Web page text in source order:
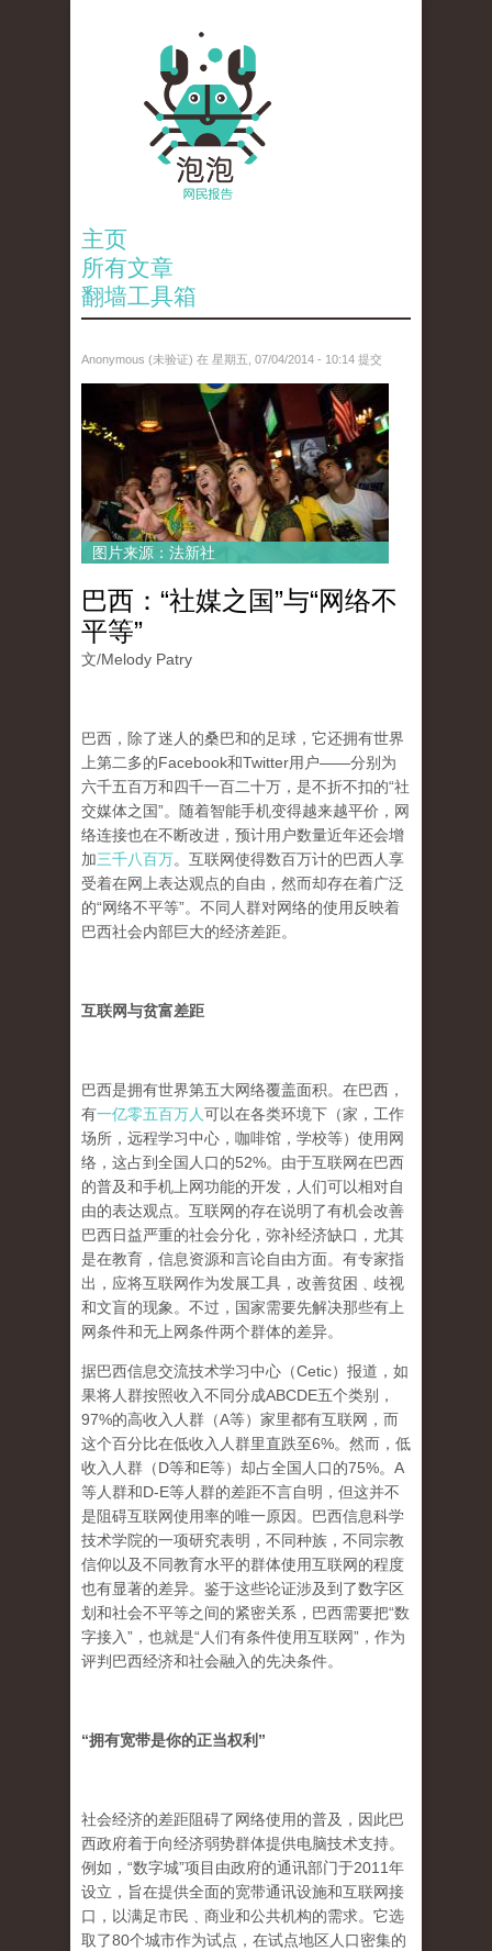
主页
所有文章
翻墙工具箱
Anonymous (未验证) 在 星期五, 07/04/2014 - 10:14 提交
anp-27659007.jpg
图片来源：法新社
巴西：“社媒之国”与“网络不
平等”
文/Melody Patry
巴西，除了迷人的桑巴和的足球，它还拥有世界
上第二多的Facebook和Twitter用户——分别为
六千五百万和四千一百二十万，是不折不扣的“社
交媒体之国”。随着智能手机变得越来越平价，网
络连接也在不断改进，预计用户数量近年还会增
加三千八百万。互联网使得数百万计的巴西人享
受着在网上表达观点的自由，然而却存在着广泛
的“网络不平等”。不同人群对网络的使用反映着
巴西社会内部巨大的经济差距。
互联网与贫富差距
巴西是拥有世界第五大网络覆盖面积。在巴西，
有一亿零五百万人可以在各类环境下（家，工作
场所，远程学习中心，咖啡馆，学校等）使用网
络，这占到全国人口的52%。由于互联网在巴西
的普及和手机上网功能的开发，人们可以相对自
由的表达观点。互联网的存在说明了有机会改善
巴西日益严重的社会分化，弥补经济缺口，尤其
是在教育，信息资源和言论自由方面。有专家指
出，应将互联网作为发展工具，改善贫困﹑歧视
和文盲的现象。不过，国家需要先解决那些有上
网条件和无上网条件两个群体的差异。
据巴西信息交流技术学习中心（Cetic）报道，如
果将人群按照收入不同分成ABCDE五个类别，
97%的高收入人群（A等）家里都有互联网，而
这个百分比在低收入人群里直跌至6%。然而，低
收入人群（D等和E等）却占全国人口的75%。A
等人群和D-E等人群的差距不言自明，但这并不
是阻碍互联网使用率的唯一原因。巴西信息科学
技术学院的一项研究表明，不同种族，不同宗教
信仰以及不同教育水平的群体使用互联网的程度
也有显著的差异。鉴于这些论证涉及到了数字区
划和社会不平等之间的紧密关系，巴西需要把“数
字接入”，也就是“人们有条件使用互联网”，作为
评判巴西经济和社会融入的先决条件。
“拥有宽带是你的正当权利 ”
社会经济的差距阻碍了网络使用的普及，因此巴
西政府着于向经济弱势群体提供电脑技术支持。
例如，“数字城”项目由政府的通讯部门于2011年
设立，旨在提供全面的宽带通讯设施和互联网接
口，以满足市民﹑商业和公共机构的需求。它选
取了80个城市作为试点，在试点地区人口密集的